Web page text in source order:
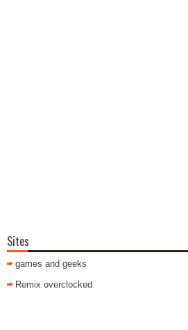
Sites
games and geeks
Remix overclocked